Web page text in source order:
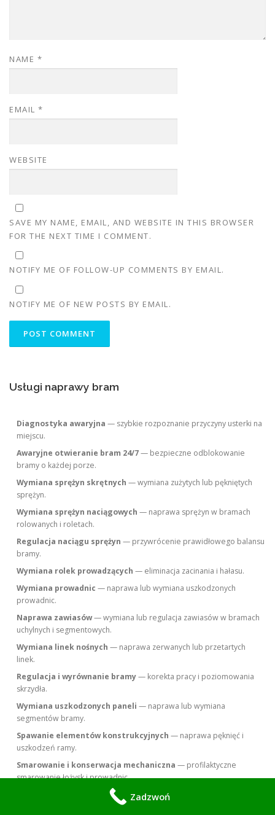
NAME *
EMAIL *
WEBSITE
SAVE MY NAME, EMAIL, AND WEBSITE IN THIS BROWSER
FOR THE NEXT TIME I COMMENT.
NOTIFY ME OF FOLLOW-UP COMMENTS BY EMAIL.
NOTIFY ME OF NEW POSTS BY EMAIL.
Usługi naprawy bram
Diagnostyka awaryjna — szybkie rozpoznanie przyczyny usterki na
miejscu.
Awaryjne otwieranie bram 24/7— bezpieczne odblokowanie
bramy o każdej porze.
Wymiana sprężyn skrętnych — wymiana zużytych lub pękniętych
sprężyn.
Wymiana sprężyn naciągowych — naprawa sprężyn w bramach
rolowanych i roletach.
Regulacja naciągu sprężyn — przywrócenie prawidłowego balansu
bramy.
Wymiana rolek prowadzących — eliminacja zacinania i hałasu.
Wymiana prowadnic — naprawa lub wymiana uszkodzonych
prowadnic.
Naprawa zawiasów— wymiana lub regulacja zawiasów w bramach
uchylnych i segmentowych.
Wymiana linek nośnych — naprawa zerwanych lub przetartych
linek.
Regulacja i wyrównanie bramy— korekta pracy i poziomowania
skrzydła.
Wymiana uszkodzonych paneli — naprawa lub wymiana
segmentów bramy.
Spawanie elementów konstrukcyjnych — naprawa pęknięć i
uszkodzeń ramy.
Smarowanie i konserwacja mechaniczna — profilaktyczne
smarowanie łożysk i prowadnic.
Wymiana napędu elektrycznego— montaż nowego silnika do
Zadzwoń